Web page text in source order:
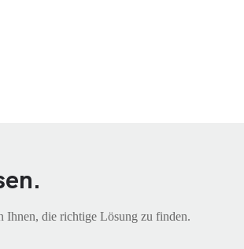
Ihnen, die richtige Lösung zu finden.